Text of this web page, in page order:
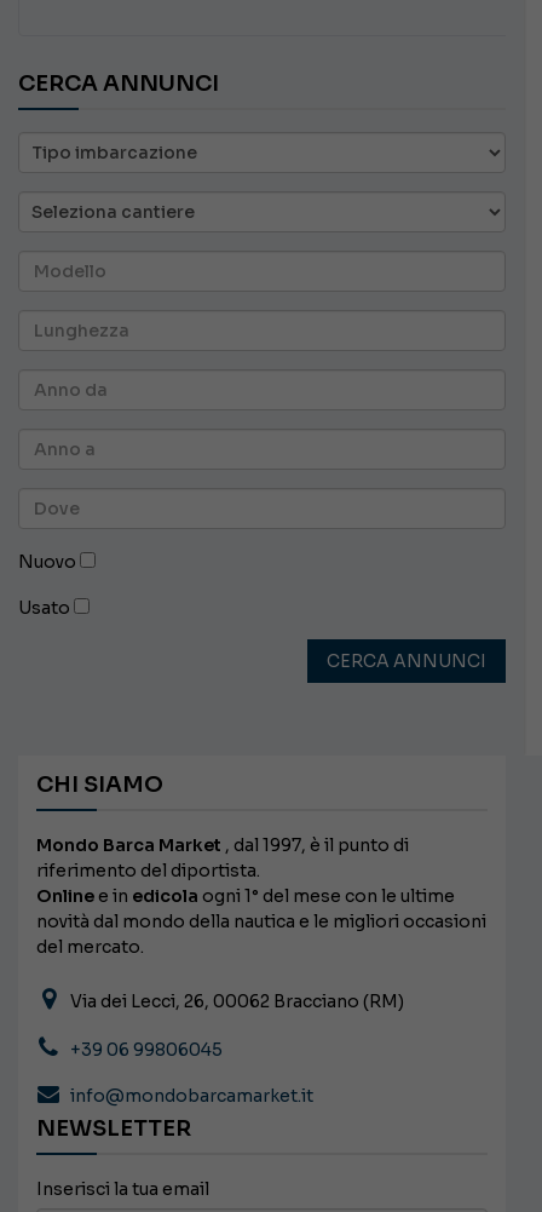
CERCA ANNUNCI
Nuovo
Usato
CERCA ANNUNCI
CHI SIAMO
Mondo Barca Market , dal 1997, è il punto di
riferimento del diportista.
Online e in edicola ogni 1° del mese con le ultime
novità dal mondo della nautica e le migliori occasioni
del mercato.
Via dei Lecci, 26, 00062 Bracciano (RM)
+39 06 99806045
info@mondobarcamarket.it
NEWSLETTER
Inserisci la tua email